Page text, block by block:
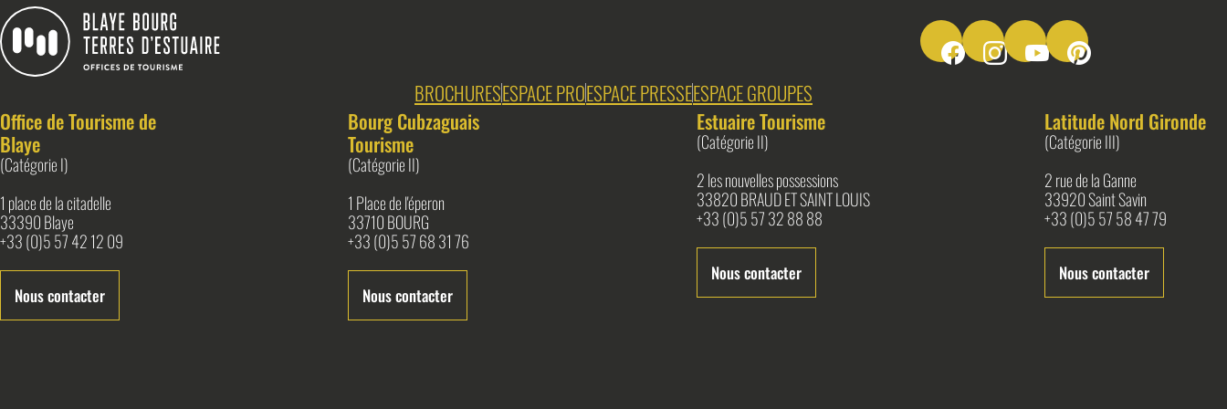
Suivez-nous sur Facebook
Suivez-nous sur Instagram
Suivez-nous sur Youtube
Suivez-nous sur
BROCHURESESPACE PROESPACE PRESSEESPACE GROUPES
Office de Tourisme de
Blaye
(Catégorie I)
1 place de la citadelle
33390 Blaye
+33 (0)5 57 42 12 09
Nous contacter
Bourg Cubzaguais
Tourisme
(Catégorie II)
1 Place de l'éperon
33710 BOURG
+33 (0)5 57 68 31 76
Nous contacter
Estuaire Tourisme
(Catégorie II)
2 les nouvelles possessions
33820 BRAUD ET SAINT LOUIS
+33 (0)5 57 32 88 88
Nous contacter
Latitude Nord Gironde
(Catégorie III)
2 rue de la Ganne
33920 Saint Savin
+33 (0)5 57 58 47 79
Nous contacter